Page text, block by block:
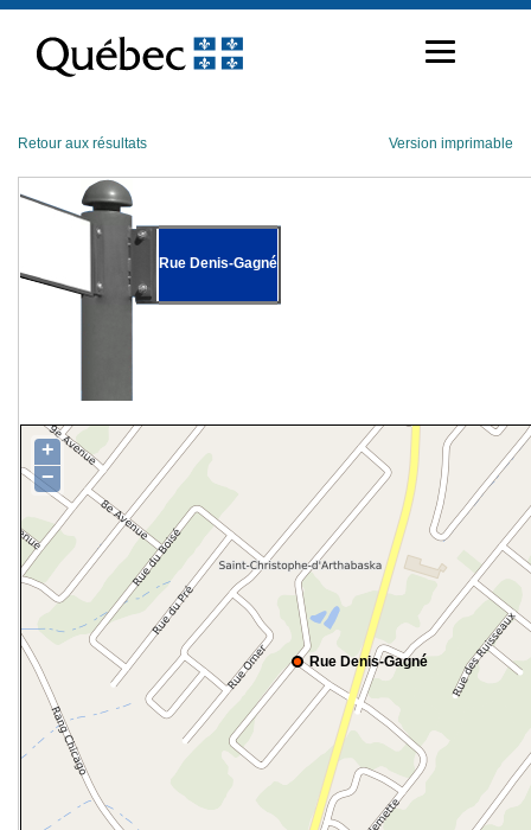
contenu
Retour aux résultats Version imprimable
Rue Denis-Gagné
Rue Denis-Gagné
+
−